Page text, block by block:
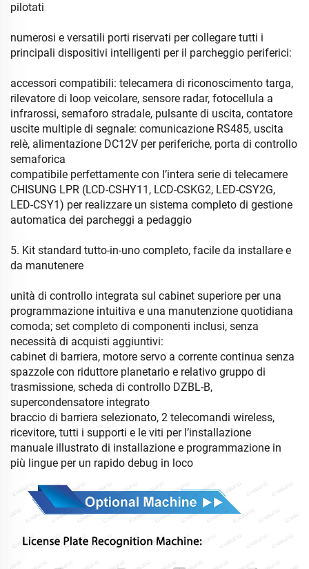
pilotati
numerosi e versatili porti riservati per collegare tutti i
principali dispositivi intelligenti per il parcheggio periferici:
accessori compatibili: telecamera di riconoscimento targa,
rilevatore di loop veicolare, sensore radar, fotocellula a
infrarossi, semaforo stradale, pulsante di uscita, contatore
uscite multiple di segnale: comunicazione RS485, uscita
relè, alimentazione DC12V per periferiche, porta di controllo
semaforica
compatibile perfettamente con l’intera serie di telecamere
CHISUNG LPR (LCD-CSHY11, LCD-CSKG2, LED-CSY2G,
LED-CSY1) per realizzare un sistema completo di gestione
automatica dei parcheggi a pedaggio
5. Kit standard tutto-in-uno completo, facile da installare e
da manutenere
unità di controllo integrata sul cabinet superiore per una
programmazione intuitiva e una manutenzione quotidiana
comoda; set completo di componenti inclusi, senza
necessità di acquisti aggiuntivi:
cabinet di barriera, motore servo a corrente continua senza
spazzole con riduttore planetario e relativo gruppo di
trasmissione, scheda di controllo DZBL-B,
supercondensatore integrato
braccio di barriera selezionato, 2 telecomandi wireless,
ricevitore, tutti i supporti e le viti per l’installazione
manuale illustrato di installazione e programmazione in
più lingue per un rapido debug in loco